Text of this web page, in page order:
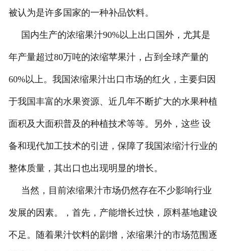
被认为是许多国家的一种补品饮料。
国内生产的浓缩果汁90%以上出口国外，尤其是
年产量超过80万吨的浓缩苹果汁，占到全球产量的
60%以上。我国浓缩果汁出口市场的红火，主要归因
于我国丰富的水果资源、近几年不断扩大的水果种植
面积及大面积普及的种植技术等等。另外，这些 设
备和现代加工技术的引进，保障了我国浓缩汁行业的
整体质量，其出口也出现明显的增长。
当然，目前浓缩果汁市场仍然存在不少影响行业
发展的因素。，首先，产能增长过快，原料基地建设
不足。随着果汁饮料的剧增，浓缩果汁的市场范围逐